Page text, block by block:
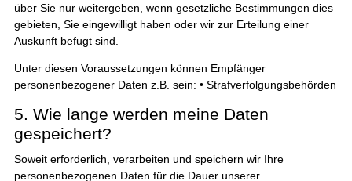
über Sie nur weitergeben, wenn gesetzliche Bestimmungen dies
gebieten, Sie eingewilligt haben oder wir zur Erteilung einer
Auskunft befugt sind.
Unter diesen Voraussetzungen können Empfänger
personenbezogener Daten z.B. sein: • Strafverfolgungsbehörden
5. Wie lange werden meine Daten
gespeichert?
Soweit erforderlich, verarbeiten und speichern wir Ihre
personenbezogenen Daten für die Dauer unserer